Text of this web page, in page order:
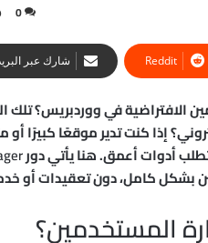
0
شارك عبر
في ووردبريس؟ تلك
إذا كنت تدير موقعًا كبيرًا أو
أدوات أعمق. هنا يأتي دور
بشكل كامل، دون تعقيدات أو
المستخدمين؟